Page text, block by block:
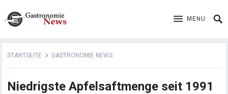
MENU
STARTSEITE GASTRONOMIE NEWS
Niedrigste Apfelsaftmenge seit 1991